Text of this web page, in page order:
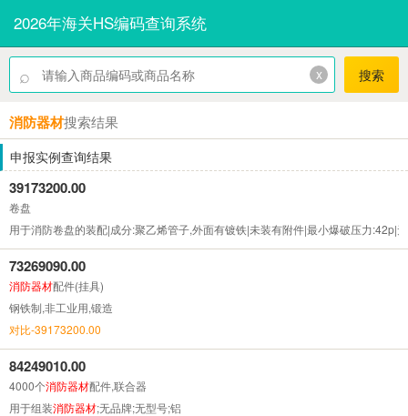
2026年海关HS编码查询系统
⌕ x 搜索
消防器材搜索结果
申报实例查询结果
39173200.00
卷盘
用于消防卷盘的装配|成分:聚乙烯管子,外面有镀铁|未装有附件|最小爆破压力:42p|
73269090.00
消防器材配件(挂具)
钢铁制,非工业用,锻造
对比-39173200.00
84249010.00
4000个消防器材配件,联合器
用于组装消防器材;无品牌;无型号;铝